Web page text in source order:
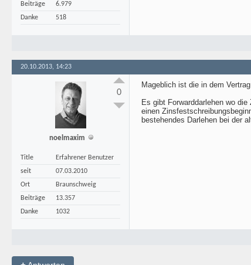
Beiträge
6.979
Danke
518
20.10.2013, 14:23
noelmaxim
Title
Erfahrener Benutzer
seit
07.03.2010
Ort
Braunschweig
Beiträge
13.357
Danke
1032
0
Mageblich ist die in dem
Es gibt Forwarddarlehen wo
einen
bestehendes Darlehen bei der